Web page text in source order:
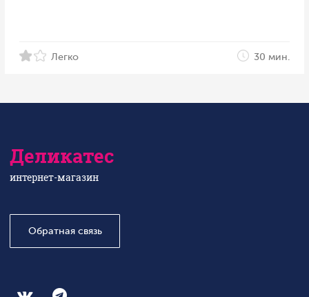
Легко 30 мин.
Деликатес
интернет-магазин
Обратная связь